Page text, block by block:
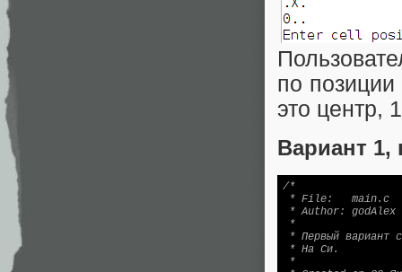
по
это центр,
Вариант 1,
/*
* File:   main.c
* Author: godAlex
*
* Первый вариант
* На Си.
*